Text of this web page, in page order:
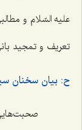
علیه السّلام و
تعریف و تمجید
ح: بیان سخنان